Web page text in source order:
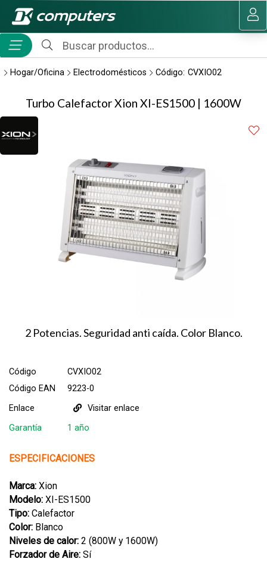
Compartir por email
Enviar
MI COMPRA
Hogar/Oficina Electrodomésticos Código: CVXIO02
Turbo Calefactor Xion XI-ES1500 | 1600W
2 Potencias. Seguridad anti caída. Color Blanco.
Código
CVXIO02
Código EAN
9223-0
Enlace
Visitar enlace
Garantía
1 año
ESPECIFICACIONES
Marca: Xion
Modelo: XI-ES1500
Tipo: Calefactor
Color: Blanco
Niveles de calor: 2 (800W y 1600W)
Forzador de Aire: Sí